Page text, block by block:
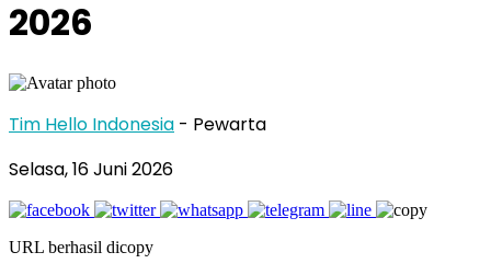
2026
Tim Hello Indonesia - Pewarta
Selasa, 16 Juni 2026
URL berhasil dicopy